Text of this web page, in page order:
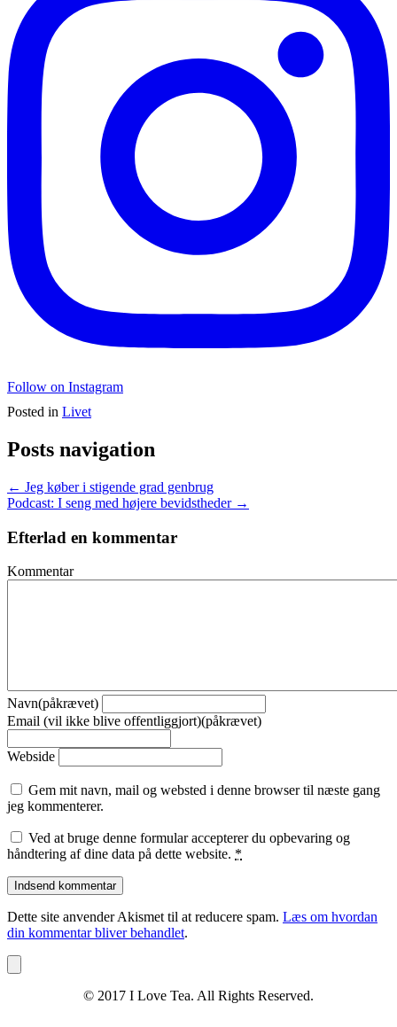
Follow on Instagram
Posted in Livet
Posts navigation
← Jeg køber i stigende grad genbrug
Podcast: I seng med højere bevidstheder →
Efterlad en kommentar
Kommentar
Navn(påkrævet)
Email (vil ikke blive offentliggjort)(påkrævet)
Webside
Gem mit navn, mail og websted i denne browser til næste gang
jeg kommenterer.
Ved at bruge denne formular accepterer du opbevaring og
håndtering af dine data på dette website. *
Dette site anvender Akismet til at reducere spam. Læs om hvordan
din kommentar bliver behandlet.
© 2017 I Love Tea. All Rights Reserved.